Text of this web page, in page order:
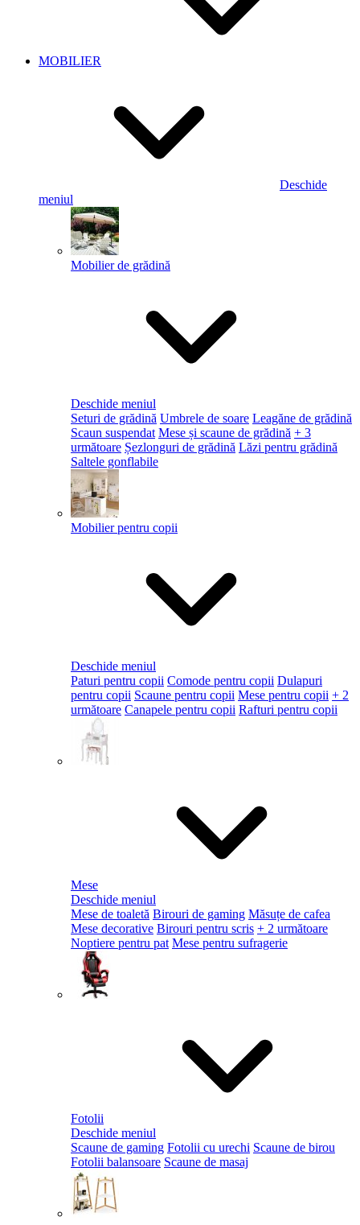
MOBILIER
Deschide
meniul
Mobilier de grădină
Deschide meniul
Seturi de grădină Umbrele de soare Leagăne de grădină
Scaun suspendat Mese și scaune de grădină + 3
următoare Șezlonguri de grădină Lăzi pentru grădină
Saltele gonflabile
Mobilier pentru copii
Deschide meniul
Paturi pentru copii Comode pentru copii Dulapuri
pentru copii Scaune pentru copii Mese pentru copii + 2
următoare Canapele pentru copii Rafturi pentru copii
Mese
Deschide meniul
Mese de toaletă Birouri de gaming Măsuțe de cafea
Mese decorative Birouri pentru scris + 2 următoare
Noptiere pentru pat Mese pentru sufragerie
Fotolii
Deschide meniul
Scaune de gaming Fotolii cu urechi Scaune de birou
Fotolii balansoare Scaune de masaj